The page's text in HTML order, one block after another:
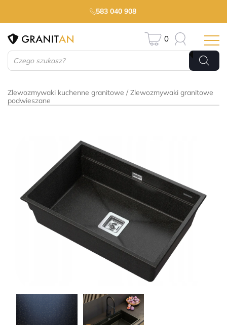
583 040 908
Wyszukiwarka
produktów
0
Zlewozmywaki kuchenne granitowe
Zlewozmywaki granitowe
podwieszane